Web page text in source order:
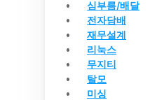
심부름/배달
전자담배
재무설계
리눅스
무지티
탈모
미싱